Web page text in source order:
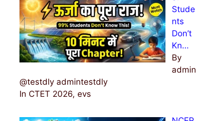
Stude
nts
Don’t
Kn…
By
admin
@testdly admintestdly
In CTET 2026, evs